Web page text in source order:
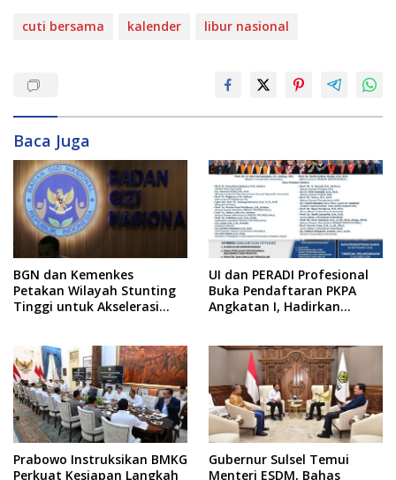
cuti bersama kalender libur nasional
Baca Juga
BGN dan Kemenkes
Petakan Wilayah Stunting
Tinggi untuk Akselerasi
UI dan PERADI Profesional
Buka Pendaftaran PKPA
Angkatan I, Hadirkan
Prabowo Instruksikan BMKG
Perkuat Kesiapan Langkah
Gubernur Sulsel Temui
Menteri ESDM, Bahas